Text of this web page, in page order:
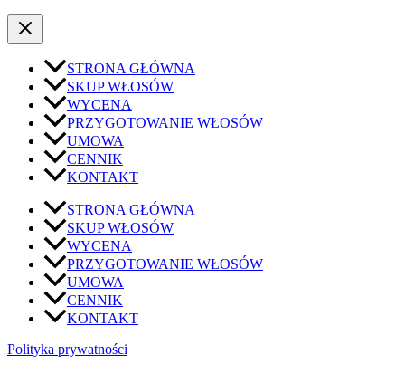
STRONA GŁÓWNA
SKUP WŁOSÓW
WYCENA
PRZYGOTOWANIE WŁOSÓW
UMOWA
CENNIK
KONTAKT
STRONA GŁÓWNA
SKUP WŁOSÓW
WYCENA
PRZYGOTOWANIE WŁOSÓW
UMOWA
CENNIK
KONTAKT
Polityka prywatności